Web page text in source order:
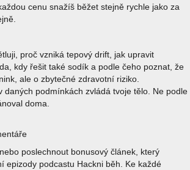
cenu snažíš běžet stejně rychle jako za
proč vzniká tepový drift, jak upravit
kdy řešit také sodík a podle čeho poznat, že
ale o zbytečné zdravotní riziko.
daných podmínkách zvládá tvoje tělo. Ne podle
doma.
poslechnout bonusový článek, který
epizody podcastu Hackni běh. Ke každé